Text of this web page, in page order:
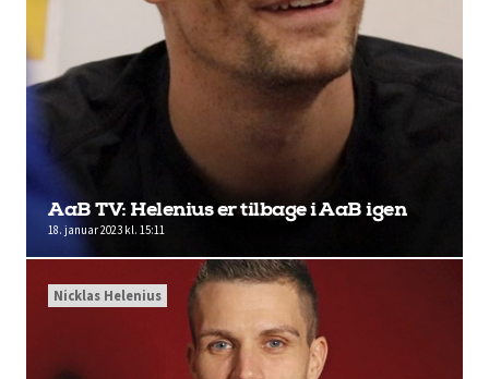
AaB TV: Helenius er tilbage i AaB igen
18. januar 2023 kl. 15:11
Nicklas Helenius